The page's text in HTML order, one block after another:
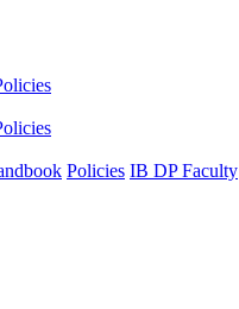
Policies IB DP Faculty